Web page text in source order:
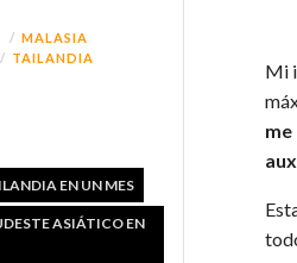
Mi
MALASIA
TAILANDIA
EN UN MES
ASIÁTICO EN